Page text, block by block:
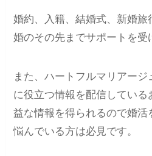
婚約、入籍、結婚式、新婚
婚のその先までサポートを受
また、ハートフルマリアー
に役立つ情報を配信してい
益な情報を得られるので婚
悩んでいる方は必見です。